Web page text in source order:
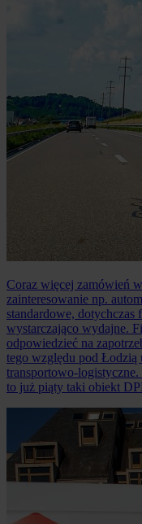
Coraz więcej zamówień
zainteresowanie np.
standardowe, dotychczas
wystarczająco wydajne.
odpowiedzieć na
tego względu pod Łodzią
transportowo-
to już piąty taki obiekt